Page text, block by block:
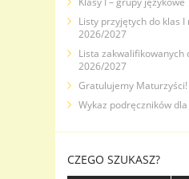
Listy przyjętych do klas I
2026/2027
Lista zakwalifikowanych
2026/2027
Gratulujemy Maturzyści!
Wykaz podręczników
CZEGO SZUKASZ?